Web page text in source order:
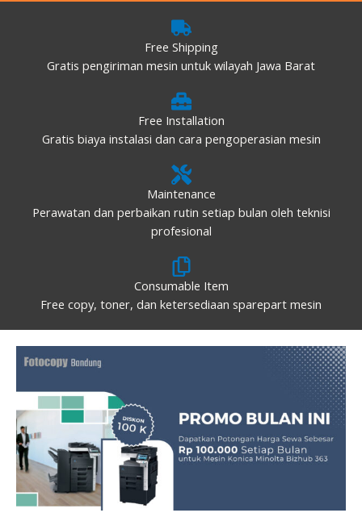
Free Shipping
Gratis pengiriman mesin untuk wilayah Jawa Barat
Free Installation
Gratis biaya instalasi dan cara pengoperasian mesin
Maintenance
Perawatan dan perbaikan rutin setiap bulan oleh teknisi
profesional
Consumable Item
Free copy, toner, dan ketersediaan sparepart mesin